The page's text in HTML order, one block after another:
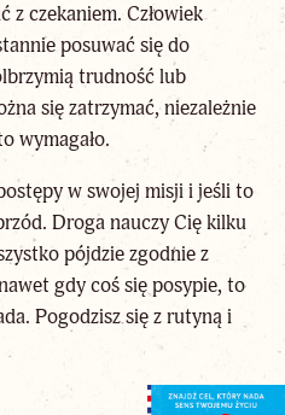
z czekaniem. Człowiek
posuwać się do
trudność lub
się zatrzymać, niezależnie
wymagało.
w swojej misji i jeśli to
Droga nauczy Cię kilku
pójdzie zgodnie z
gdy coś się posypie, to
Pogodzisz się z rutyną i